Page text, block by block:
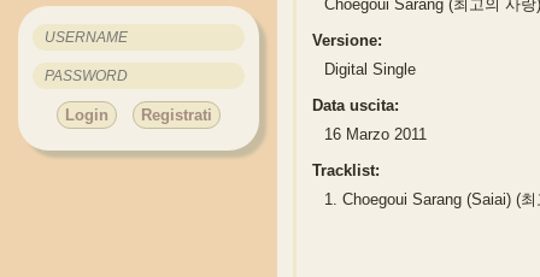
Login Registrati
Choegoui Sarang (최고의 사랑)
Versione:
Digital Single
Data uscita:
16 Marzo 2011
Tracklist:
1. Choegoui Sarang (Saiai) (